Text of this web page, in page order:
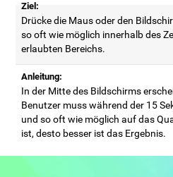
Ziel:
Drücke die Maus oder den
so oft wie möglich innerhalb des
erlaubten Bereichs.
Anleitung:
In der Mitte des Bildschirms
Benutzer muss während der 15
und so oft wie möglich auf das
ist, desto besser ist das Ergebnis.